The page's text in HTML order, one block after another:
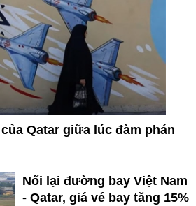
Qatar giữa lúc đàm phán
Nối lại đường bay Việt Nam
- Qatar, giá vé bay tăng 15%